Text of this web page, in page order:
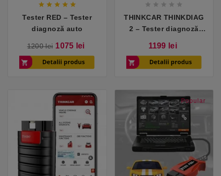
    
Tester RED – Tester
diagnoză auto
1200 lei 1075 lei
    
THINKCAR THINKDIAG
2 – Tester diagnoză
1199 lei
Popular